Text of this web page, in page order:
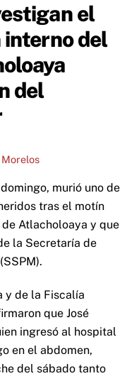
el
interno del
del
Morelos
murió uno de
tras el motín
Atlacholoaya y que
la Secretaría de
y de la Fiscalía
que José
ingresó al hospital
en el abdomen,
del sábado tanto